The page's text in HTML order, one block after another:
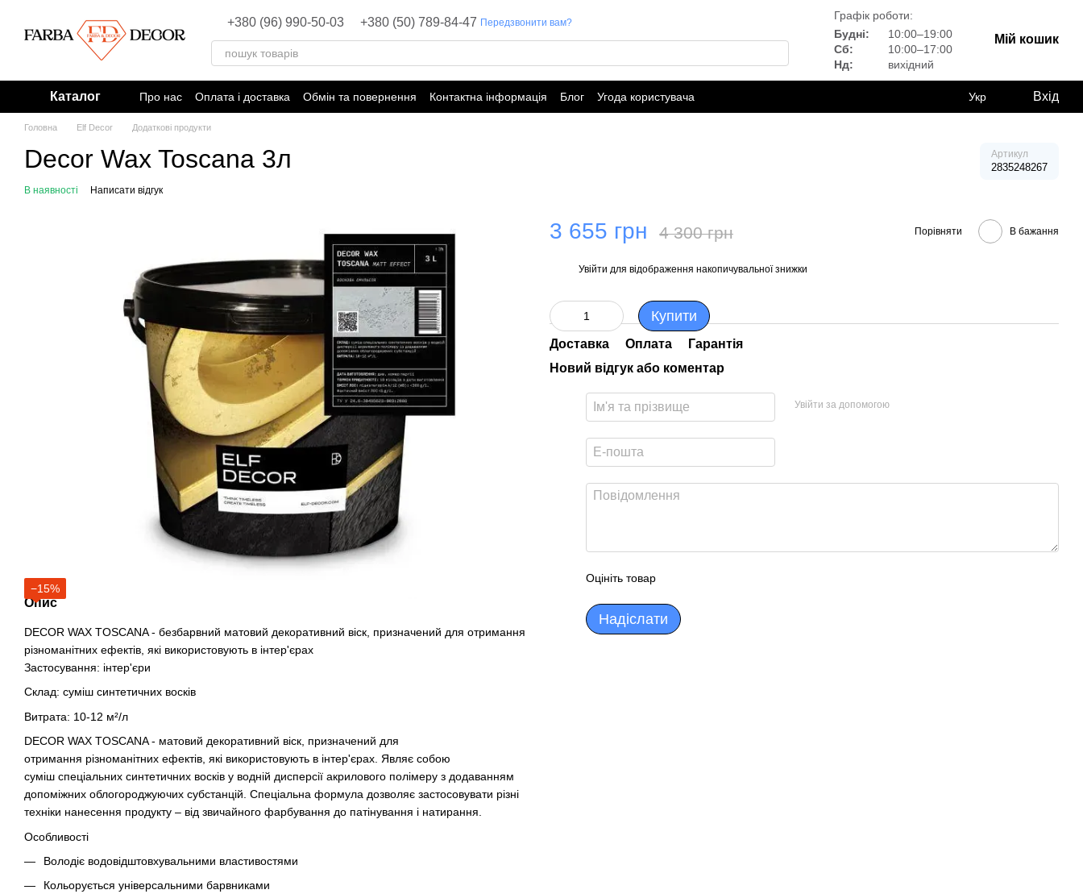
+380 (96) 990-50-03 +380 (50) 789-84-47 Передзвонити вам?
Графік роботи:
Будні:
10:00–19:00
Сб:
10:00–17:00
Нд:
вихідний
Мій кошик
Каталог Про нас Оплата і доставка Обмін та повернення Контактна інформація Блог Угода користувача Укр Вхід
Головна Elf Decor Додаткові продукти
Decor Wax Toscana 3л Артикул
2835248267
В наявності Написати відгук
−15%
Опис
DECOR WAX TOSCANA - безбарвний матовий декоративний віск, призначений для отримання
різноманітних ефектів, які використовують в інтер'єрах
Застосування: інтер'єри
Склад: суміш синтетичних восків
Витрата: 10-12 м²/л
DECOR WAX TOSCANA - матовий декоративний віск, призначений для
отримання різноманітних ефектів, які використовують в інтер'єрах. Являє собою
суміш спеціальних синтетичних восків у водній дисперсії акрилового полімеру з додаванням
допоміжних облогороджуючих субстанцій. Спеціальна формула дозволяє застосовувати різні
техніки нанесення продукту – від звичайного фарбування до патінування і натирання.
Особливості
Володіє водовідштовхувальними властивостями
Кольорується універсальними барвниками
3 655 грн 4 300 грн Порівняти В бажання
Увійти для відображення накопичувальної знижки
Купити
Доставка Оплата
Гарантія
Новий відгук або коментар
Увійти за допомогою
Оцініть товар
Надіслати